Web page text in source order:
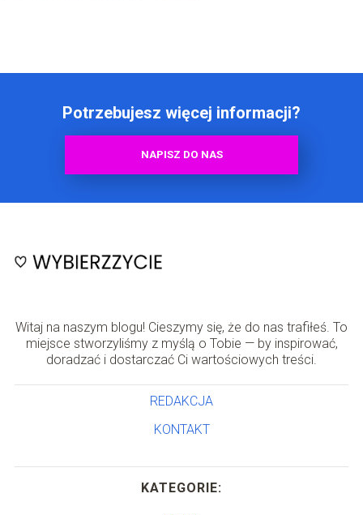
Potrzebujesz więcej informacji?
NAPISZ DO NAS
Witaj na naszym blogu! Cieszymy się, że do nas trafiłeś. To
miejsce stworzyliśmy z myślą o Tobie — by inspirować,
doradzać i dostarczać Ci wartościowych treści.
REDAKCJA
KONTAKT
KATEGORIE: